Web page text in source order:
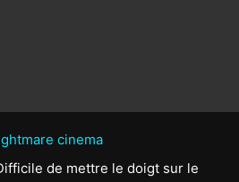
de mettre le doigt sur le